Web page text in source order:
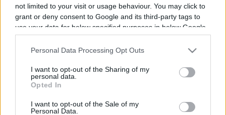
not limited to your visit or usage behaviour. You may click to
grant or deny consent to Google and its third-party tags to
use your data for below specified purposes in below Google
consent section.
Personal Data Processing Opt Outs
I want to opt-out of the Sharing of my
personal data.
Opted In
I want to opt-out of the Sale of my
Personal Data.
Mardi 11 novembre 2025